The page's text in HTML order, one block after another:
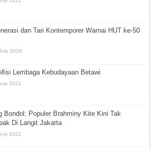
dan Tari Kontemporer Warnai HUT ke-50
2026
Lembaga Kebudayaan Betawi
2021
Bondol: Populer Brahminy Kite Kini Tak
Di Langit Jakarta
2021